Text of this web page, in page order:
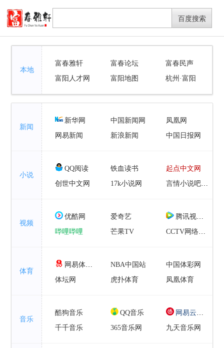
本地
富春雅轩 富春论坛
富春民声
富阳人才网
富阳地图
杭州·富阳
富阳新闻网
富阳旅游网
富阳日报
新闻
新华网 中国新闻网
凤凰网
网易新闻
新浪新闻
中国日报网
富阳新闻网
小说
QQ阅读 铁血读书
起点中文网
创世中文网
17k小说网
言情小说吧网
红袖添香
视频
优酷网 爱奇艺
腾讯视频
哔哩哔哩
芒果TV
CCTV网络电视
凤凰视频
体育
网易体育 NBA中国站
中国体彩网
体坛网
虎扑体育
凤凰体育
新浪体育
音乐
酷狗音乐 QQ音乐
网易云音乐
千千音乐
365音乐网
九天音乐网